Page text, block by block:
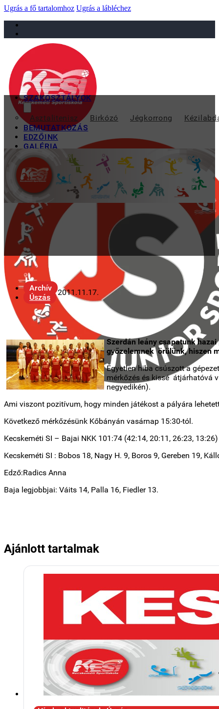
Ugrás a fő tartalomhoz Ugrás a lábléchez
sportiskola@juniorsportkft.hu
SZAKOSZTÁLYOK
Asztalitenisz Birkózó Jégkorrong
BEMUTATKOZÁS
EDZŐINK
GALÉRIA
TAO
KAPCSOLAT
Archív
Úszás
2011.11.17.
Szerdán leány csapatunk
győzelemnek örülünk, hiszen
Egyetlen hiba csúszott a
mérkőzés és kissé átjárhatóvá
negyedikén).
Ami viszont pozitívum, hogy minden játékost a pályára
Következő mérkőzésünk Kőbányán vasárnap 15:30-tól.
Kecskeméti SI – Bajai NKK 101:74 (42:14, 20:11, 26:23, 13:26)
Kecskeméti SI : Bobos 18, Nagy H. 9, Boros 9, Gereben 19,
Edző:Radics Anna
Baja legjobbjai: Váits 14, Palla 16, Fiedler 13.
Ajánlott tartalmak